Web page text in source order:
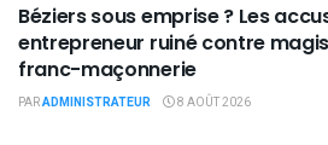
Béziers sous emprise ? Les
entrepreneur ruiné contre
franc-maçonnerie
PARADMINISTRATEUR 8 AOÛT 2026